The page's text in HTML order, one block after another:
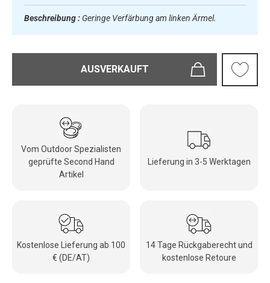
Beschreibung : Geringe Verfärbung am linken Ärmel.
AUSVERKAUFT
Vom Outdoor Spezialisten
geprüfte Second Hand
Artikel
Lieferung in 3-5 Werktagen
Kostenlose Lieferung ab 100
€ (DE/AT)
14 Tage Rückgaberecht und
kostenlose Retoure